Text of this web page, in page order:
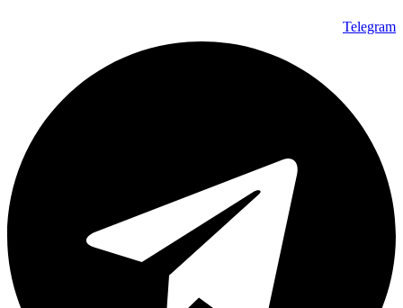
Telegram